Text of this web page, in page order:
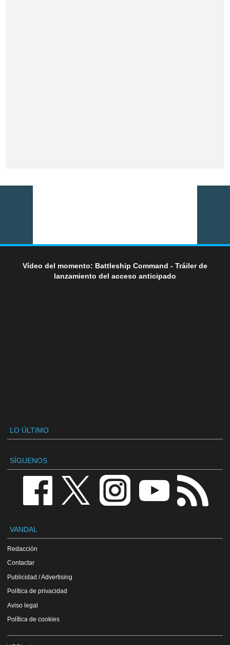
Vídeo del momento: Battleship Command - Tráiler de
lanzamiento del acceso anticipado
LO ÚLTIMO
SÍGUENOS
VANDAL
Redacción
Contactar
Publicidad / Advertising
Política de privacidad
Aviso legal
Política de cookies